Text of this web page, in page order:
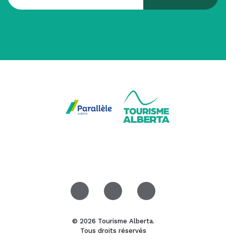
© 2026 Tourisme Alberta.
Tous droits réservés